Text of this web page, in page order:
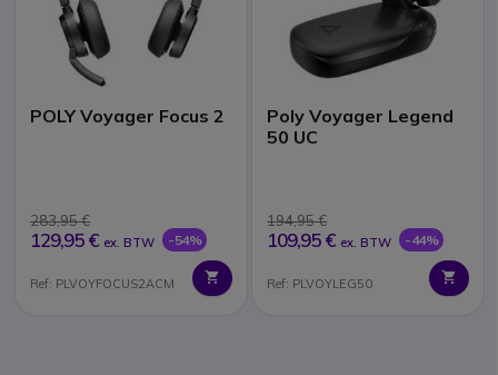
POLY Voyager Focus 2
283,95 €
129,95 € ex. BTW -54%
Ref: PLVOYFOCUS2ACM
Poly Voyager Legend
50 UC
194,95 €
109,95 € ex. BTW -44%
Ref: PLVOYLEG50